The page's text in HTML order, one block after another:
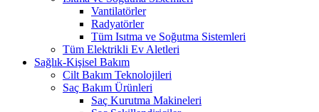
Vantilatörler
Radyatörler
Tüm Isıtma ve Soğutma Sistemleri
Tüm Elektrikli Ev Aletleri
Sağlık-Kişisel Bakım
Cilt Bakım Teknolojileri
Saç Bakım Ürünleri
Saç Kurutma Makineleri